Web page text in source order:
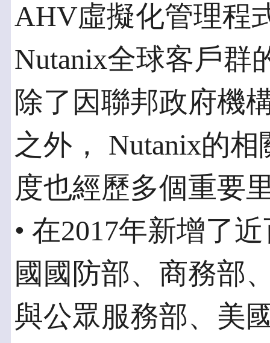
AHV虛擬化管理程
Nutanix全球客戶群
除了因聯邦政府機
之外， Nutanix的
度也經歷多個重要
• 在2017年新增了
國國防部、商務部
與公眾服務部、美